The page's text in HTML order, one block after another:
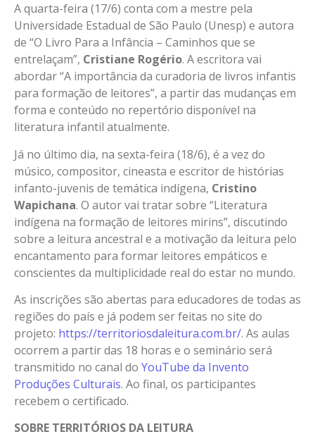
A quarta-feira (17/6) conta com a mestre pela
Universidade Estadual de São Paulo (Unesp) e autora
de “O Livro Para a Infância – Caminhos que se
entrelaçam”, Cristiane Rogério. A escritora vai
abordar “A importância da curadoria de livros infantis
para formação de leitores”, a partir das mudanças em
forma e conteúdo no repertório disponível na
literatura infantil atualmente.
Já no último dia, na sexta-feira (18/6), é a vez do
músico, compositor, cineasta e escritor de histórias
infanto-juvenis de temática indígena, Cristino
Wapichana. O autor vai tratar sobre “Literatura
indígena na formação de leitores mirins”, discutindo
sobre a leitura ancestral e a motivação da leitura pelo
encantamento para formar leitores empáticos e
conscientes da multiplicidade real do estar no mundo.
As inscrições são abertas para educadores de todas as
regiões do país e já podem ser feitas no site do
projeto: https://territoriosdaleitura.com.br/. As aulas
ocorrem a partir das 18 horas e o seminário será
transmitido no canal do YouTube da Invento
Produções Culturais. Ao final, os participantes
recebem o certificado.
SOBRE TERRITÓRIOS DA LEITURA